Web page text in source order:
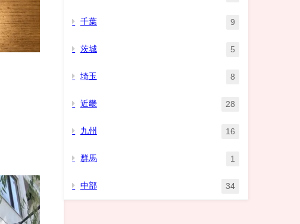
千葉 9
茨城 5
埼玉 8
近畿 28
九州 16
群馬 1
中部 34